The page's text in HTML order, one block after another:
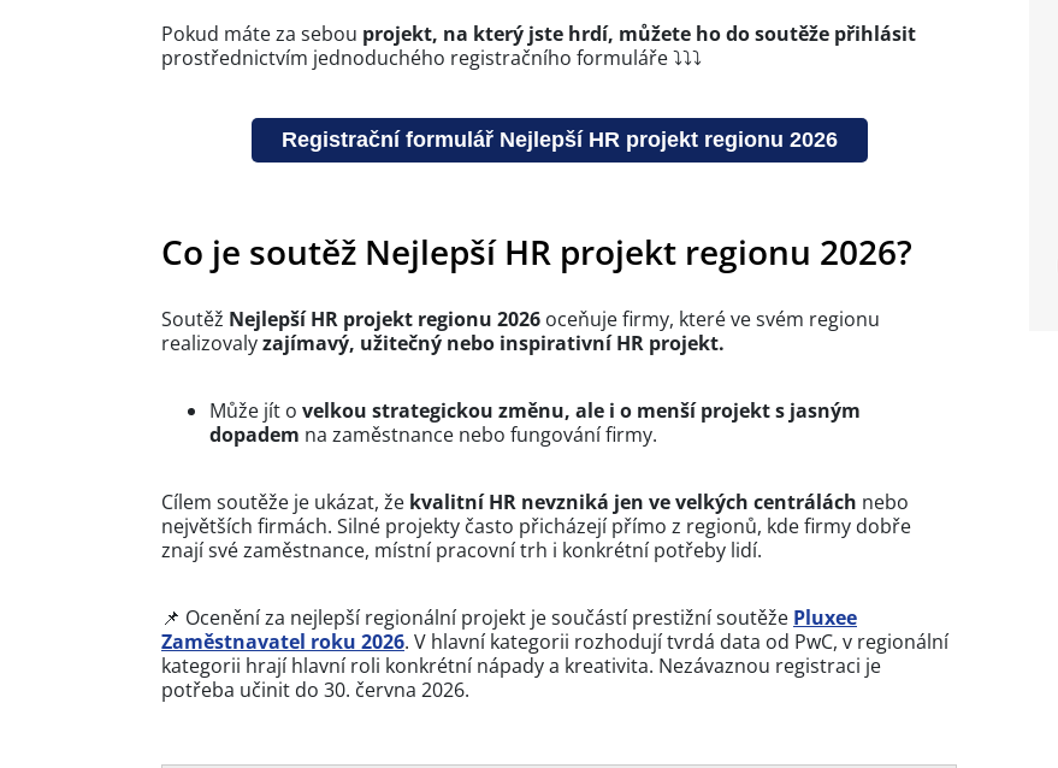
Pokud máte za sebou projekt, na který jste hrdí, můžete ho do soutěže přihlásit
prostřednictvím jednoduchého registračního formuláře ⤵⤵⤵
Registrační formulář Nejlepší HR projekt regionu 2026
Co je soutěž Nejlepší HR projekt regionu 2026?
Soutěž Nejlepší HR projekt regionu 2026 oceňuje firmy, které ve svém regionu
realizovalyzajímavý, užitečný nebo inspirativní HR projekt.
Může jít o velkou strategickou změnu, ale i o menší projekt s jasným
dopadem na zaměstnance nebo fungování firmy.
Cílem soutěže je ukázat, že kvalitní HR nevzniká jen ve velkých centrálách nebo
největších firmách. Silné projekty často přicházejí přímo z regionů, kde firmy dobře
znají své zaměstnance, místní pracovní trh i konkrétní potřeby lidí.
📌 Ocenění za nejlepší regionální projekt je součástí prestižní soutěže Pluxee
Zaměstnavatel roku 2026. V hlavní kategorii rozhodují tvrdá data od PwC, v regionální
kategorii hrají hlavní roli konkrétní nápady a kreativita. Nezávaznou registraci je
potřeba učinit do 30. června 2026.